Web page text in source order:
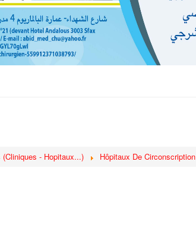
- Hopitaux...) Hôpitaux De Circonscription